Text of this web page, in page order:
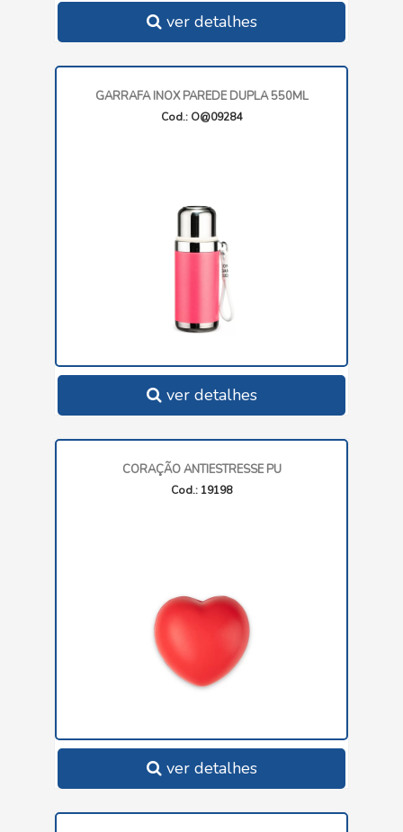
ver detalhes
GARRAFA INOX PAREDE DUPLA 550ML
Cod.: O@09284
ver detalhes
CORAÇÃO ANTIESTRESSE PU
Cod.: 19198
ver detalhes